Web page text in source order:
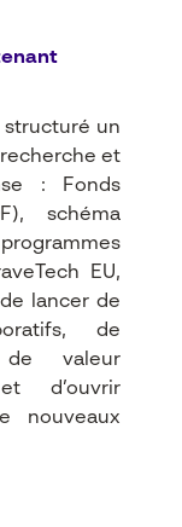
structuré un
et
: Fonds
schéma
EU,
lancer de
de
de valeur
d’ouvrir
nouveaux